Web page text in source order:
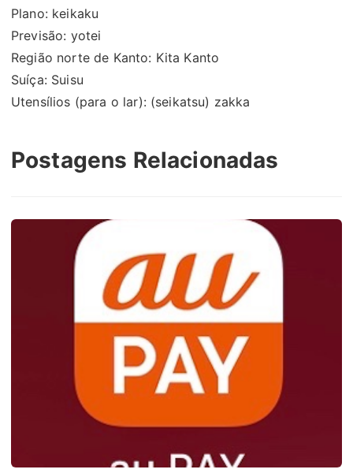
Plano: keikaku
Previsão: yotei
Região norte de Kanto: Kita Kanto
Suíça: Suisu
Utensílios (para o lar): (seikatsu) zakka
Postagens Relacionadas